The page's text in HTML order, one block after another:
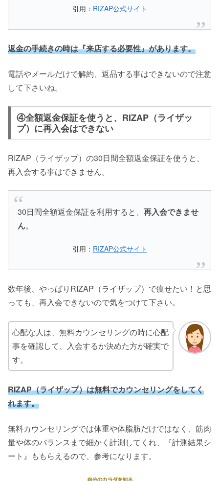
引用： RIZAP公式サイト
返金の手続きの時は『来店する必要性』があります。
電話やメールだけで解約、返品する事はできないので注意
して下さいね。
④全額返金保証を使うと、RIZAP（ライザッ
プ）に再入会はできない
RIZAP（ライザップ）の30日間全額返金保証を使うと、
再入会する事はできません。
30日間全額返金保証を利用すると、再入会できませ
ん。
引用： RIZAP公式サイト
数年後、やっぱりRIZAP（ライザップ）で痩せたい！と思
っても、再入会できないので気をつけて下さい。
心配な人は、無料カウンセリングの時に心配
事を確認して、入会するか決めた方が確実で
す。
RIZAP（ライザップ）は無料でカウンセリングをしてく
れます。
無料カウンセリングでは体重や体脂肪だけではなく、筋肉
量や体のバランスまで細かく計測してくれ、『計測結果シ
ート』ももらえるので、参考になります。